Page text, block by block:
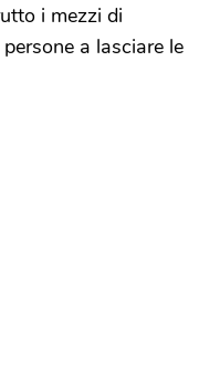
i mezzi di
a lasciare le